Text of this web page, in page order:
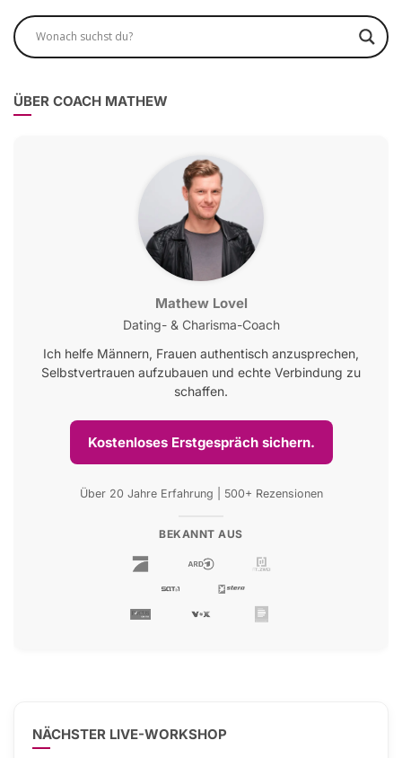
ÜBER COACH MATHEW
Mathew Lovel
Dating- & Charisma-Coach
Ich helfe Männern, Frauen authentisch anzusprechen,
Selbstvertrauen aufzubauen und echte Verbindung zu
schaffen.
Kostenloses Erstgespräch sichern.
Über 20 Jahre Erfahrung | 500+ Rezensionen
BEKANNT AUS
NÄCHSTER LIVE-WORKSHOP